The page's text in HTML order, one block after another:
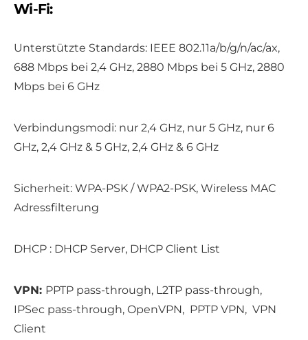
Wi-Fi:
Unterstützte Standards: IEEE 802.11a/b/g/n/ac/ax,
688 Mbps bei 2,4 GHz, 2880 Mbps bei 5 GHz, 2880
Mbps bei 6 GHz
Verbindungsmodi: nur 2,4 GHz, nur 5 GHz, nur 6
GHz, 2,4 GHz & 5 GHz, 2,4 GHz & 6 GHz
Sicherheit: WPA-PSK / WPA2-PSK, Wireless MAC
Adressfilterung
DHCP : DHCP Server, DHCP Client List
VPN: PPTP pass-through, L2TP pass-through,
IPSec pass-through, OpenVPN, PPTP VPN, VPN
Client